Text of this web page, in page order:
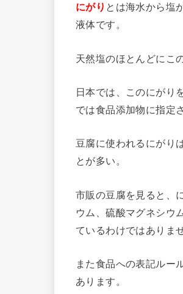
にがり とは海水から塩
液体です。
天然塩のほとんどにこ
日本では、このにがり
では食品添加物に指定
豆腐に使われるにがり
とが多い。
市販の豆腐を見ると、
ウム、硫酸マグネシウ
ているわけではありま
また食品への表記ルー
あります。